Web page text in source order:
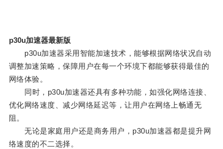
p30u加速器最新版
p30u加速器采用智能加速技术，能够根据网络状况自动
调整加速策略，保障用户在每一个环境下都能够获得最佳的
网络体验。
同时，p30u加速器还具有多种功能，如强化网络连接、
优化网络速度、减少网络延迟等，让用户在网络上畅通无
阻。
无论是家庭用户还是商务用户，p30u加速器都是提升网
络速度的不二选择。